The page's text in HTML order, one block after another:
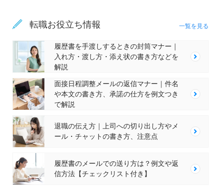
転職お役立ち情報 一覧を見る
履歴書を手渡しするときの封筒マナー｜
入れ方・渡し方・添え状の書き方などを
解説
面接日程調整メールの返信マナー｜件名
や本文の書き方、承諾の仕方を例文つき
で解説
退職の伝え方｜上司への切り出し方やメ
ール・チャットの書き方、注意点
履歴書のメールでの送り方は？例文や返
信方法【チェックリスト付き】